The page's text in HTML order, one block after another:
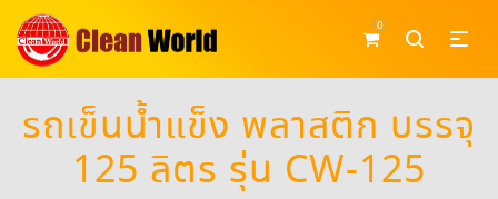
0
รถเข็นน้ำแข็ง พลาสติก บรรจุ
125 ลิตร รุ่น CW-125